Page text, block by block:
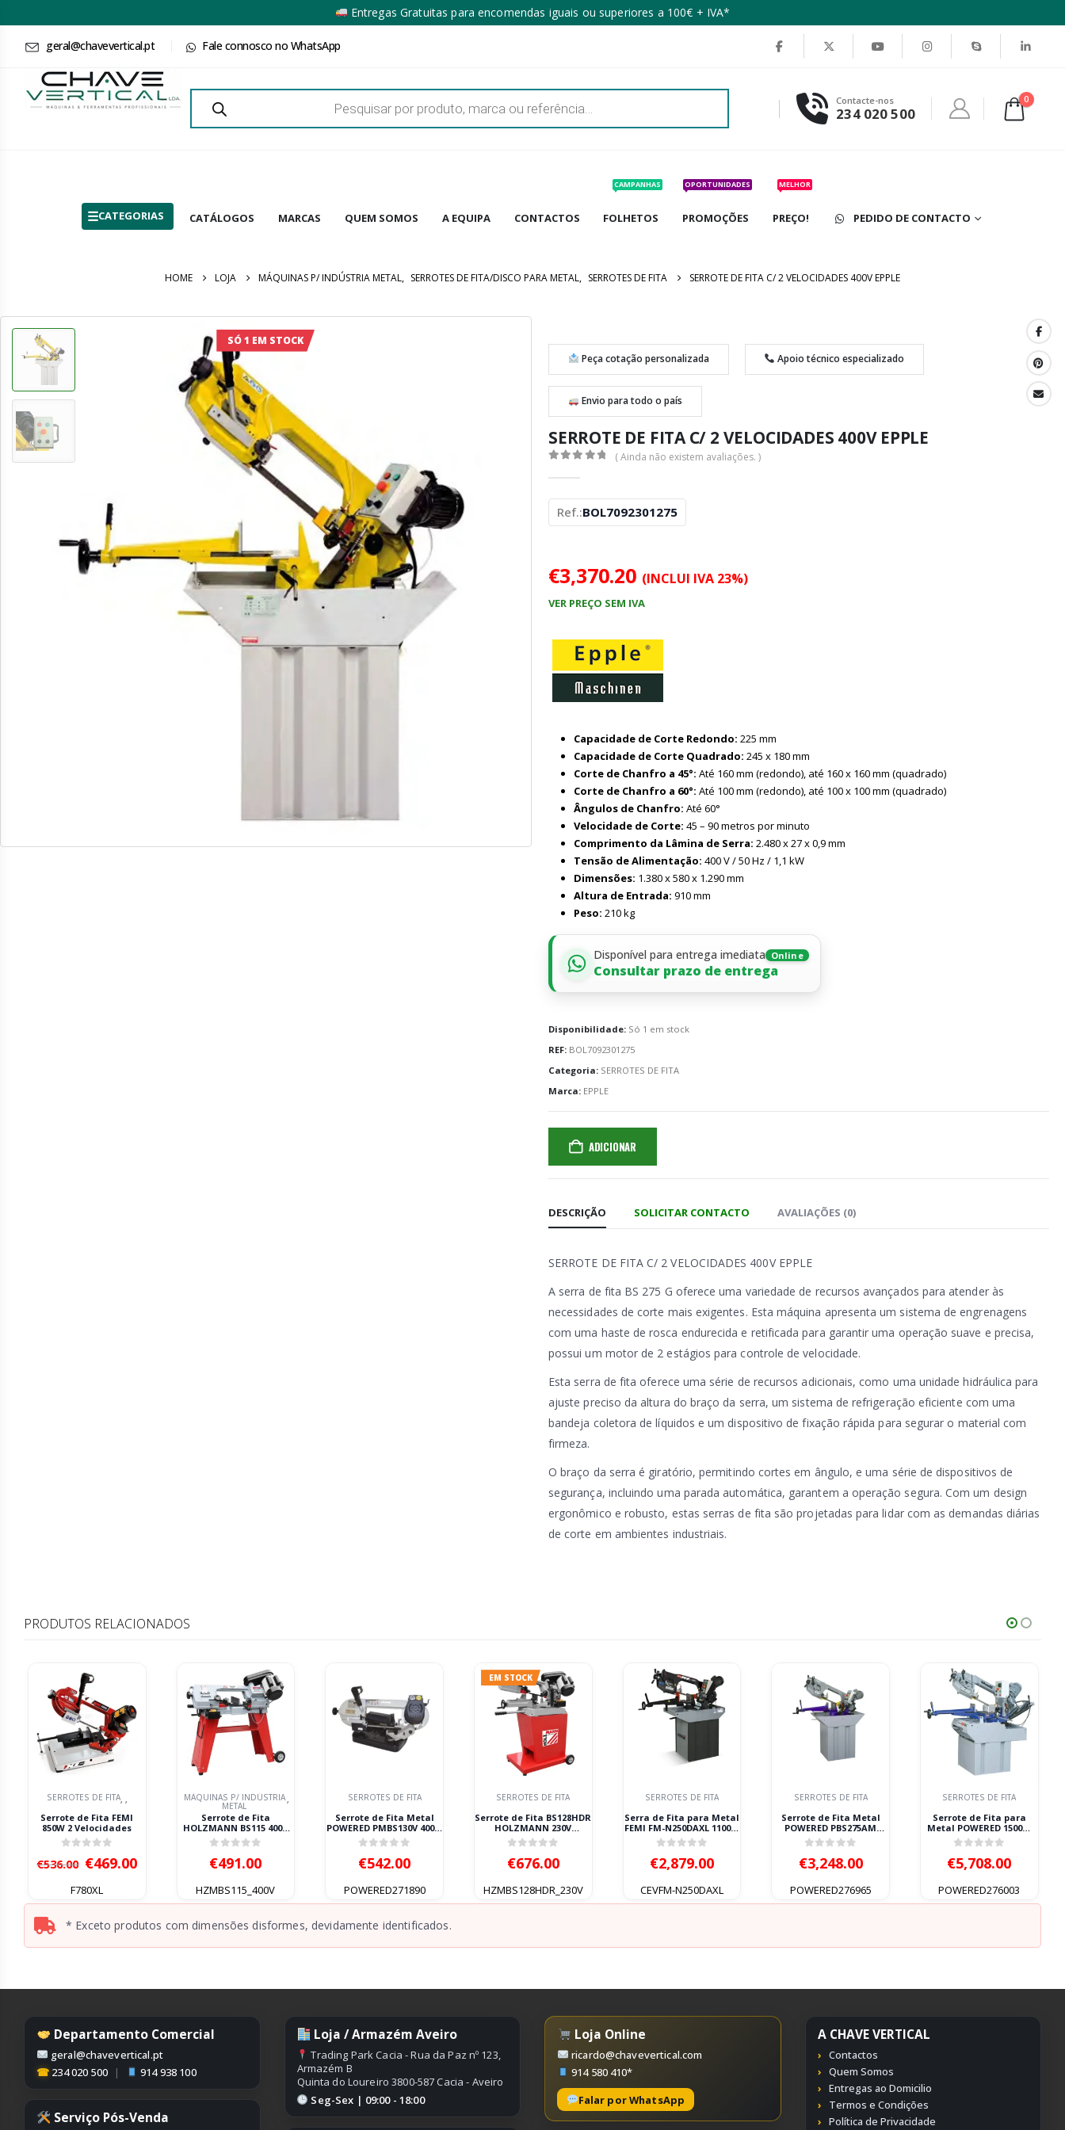
Entregas Gratuitas para encomendas iguais ou superiores a 100€ + IVA*
geral@chavevertical.pt Fale connosco no WhatsApp
Products
search Contacte-nos
234 020 500
0
CATEGORIAS CATÁLOGOS MARCAS QUEM SOMOS A EQUIPA CONTACTOS FOLHETOS
CAMPANHAS
PROMOÇÕES
OPORTUNIDADES
PREÇO!
MELHOR
PEDIDO DE CONTACTO
HOME LOJA MÁQUINAS P/ INDÚSTRIA METAL, SERROTES DE FITA/DISCO PARA METAL, SERROTES DE FITA SERROTE DE FITA C/ 2 VELOCIDADES 400V EPPLE
SÓ 1 EM STOCK
Peça cotação personalizada
Apoio técnico especializado
Envio para todo o país
SERROTE DE FITA C/ 2 VELOCIDADES 400V EPPLE
( Ainda não existem avaliações. )
Ref.:BOL7092301275
€3,370.20 (INCLUI IVA 23%)
VER PREÇO SEM IVA
Capacidade de Corte Redondo: 225 mm
Capacidade de Corte Quadrado: 245 x 180 mm
Corte de Chanfro a 45°: Até 160 mm (redondo), até 160 x 160 mm (quadrado)
Corte de Chanfro a 60°: Até 100 mm (redondo), até 100 x 100 mm (quadrado)
Ângulos de Chanfro: Até 60°
Velocidade de Corte: 45 – 90 metros por minuto
Comprimento da Lâmina de Serra: 2.480 x 27 x 0,9 mm
Tensão de Alimentação: 400 V / 50 Hz / 1,1 kW
Dimensões: 1.380 x 580 x 1.290 mm
Altura de Entrada: 910 mm
Peso: 210 kg
Disponível para entrega imediata Online
Consultar prazo de entrega
Disponibilidade: Só 1 em stock
REF: BOL7092301275
Categoria: SERROTES DE FITA
Marca: EPPLE
ADICIONAR
DESCRIÇÃO SOLICITAR CONTACTO AVALIAÇÕES (0)
SERROTE DE FITA C/ 2 VELOCIDADES 400V EPPLE
A serra de fita BS 275 G oferece uma variedade de recursos avançados para atender às
necessidades de corte mais exigentes. Esta máquina apresenta um sistema de engrenagens
com uma haste de rosca endurecida e retificada para garantir uma operação suave e precisa,
possui um motor de 2 estágios para controle de velocidade.
Esta serra de fita oferece uma série de recursos adicionais, como uma unidade hidráulica para
ajuste preciso da altura do braço da serra, um sistema de refrigeração eficiente com uma
bandeja coletora de líquidos e um dispositivo de fixação rápida para segurar o material com
firmeza.
O braço da serra é giratório, permitindo cortes em ângulo, e uma série de dispositivos de
segurança, incluindo uma parada automática, garantem a operação segura. Com um design
ergonômico e robusto, estas serras de fita são projetadas para lidar com as demandas diárias
de corte em ambientes industriais.
PRODUTOS RELACIONADOS
SERROTES DE FITA, ,
Serrote de Fita FEMI
850W 2 Velocidades
€536.00 O
original
era:
€536.00.
€469.00O
é:
€469.00.
F780XL
MÁQUINAS P/ INDÚSTRIA
METAL
,
Serrote de Fita
HOLZMANN BS115 400V
550W
€491.00
HZMBS115_400V
SERROTES DE FITA
Serrote de Fita Metal
POWERED PMBS130V 400W
220V
€542.00
POWERED271890
EM STOCK
SERROTES DE FITA
Serrote de Fita BS128HDR
HOLZMANN 230V
550W/825W
€676.00
HZMBS128HDR_230V
SERROTES DE FITA
Serra de Fita para Metal
FEMI FM-N250DAXL 1100W
230V
€2,879.00
CEVFM-N250DAXL
SERROTES DE FITA
Serrote de Fita Metal
POWERED PBS275AM
1100W 220V Cilindro
Descida e Tensor
€3,248.00
POWERED276965
SERROTES DE FITA
Serrote de Fita para
Metal POWERED 1500W
400V Fita 2750x27mm
€5,708.00
POWERED276003
* Exceto produtos com dimensões disformes, devidamente identificados.
Departamento Comercial
geral@chavevertical.pt
☎ 234 020 500 | 914 938 100
Serviço Pós-Venda
Loja / Armazém Aveiro
Trading Park Cacia - Rua da Paz nº 123,
Armazém B
Quinta do Loureiro 3800-587 Cacia - Aveiro
Seg-Sex | 09:00 - 18:00
Loja Online
ricardo@chavevertical.com
914 580 410*
Falar por WhatsApp
A CHAVE VERTICAL
Contactos
Quem Somos
Entregas ao Domicilio
Termos e Condições
Política de Privacidade